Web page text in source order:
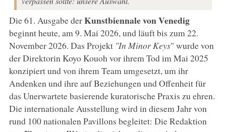
Die 61. Ausgabe derKunstbiennale von Venedig
beginnt heute, am 9. Mai 2026, und läuft bis zum 22.
November 2026. Das Projekt "In Minor Keys" wurde von
der Direktorin Koyo Kouoh vor ihrem Tod im Mai 2025
konzipiert und von ihrem Team umgesetzt, um ihr
Andenken und ihre auf Beziehungen und Offenheit für
das Unerwartete basierende kuratorische Praxis zu ehren.
Die internationale Ausstellung wird in diesem Jahr von
rund 100 nationalen Pavillons begleitet: Die Redaktion